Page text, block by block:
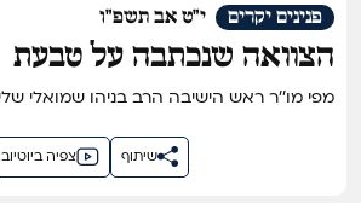
י"ט אב תשפ"ו פנינים יקרים
הצוואה שנכתבה על טבעת
מפי מו''ר ראש הישיבה הרב בניהו שמואלי שליט''א
צפיה ביוטיוב שיתוף